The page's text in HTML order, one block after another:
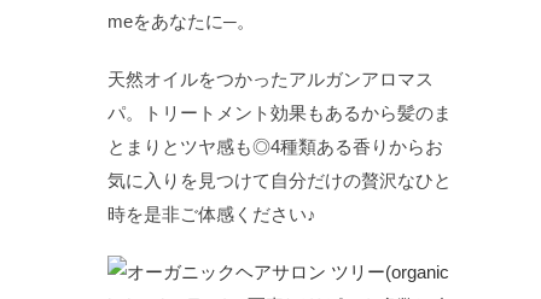
meをあなたに─。
天然オイルをつかったアルガンアロマス
パ。トリートメント効果もあるから髪のま
とまりとツヤ感も◎4種類ある香りからお
気に入りを見つけて自分だけの贅沢なひと
時を是非ご体感ください♪